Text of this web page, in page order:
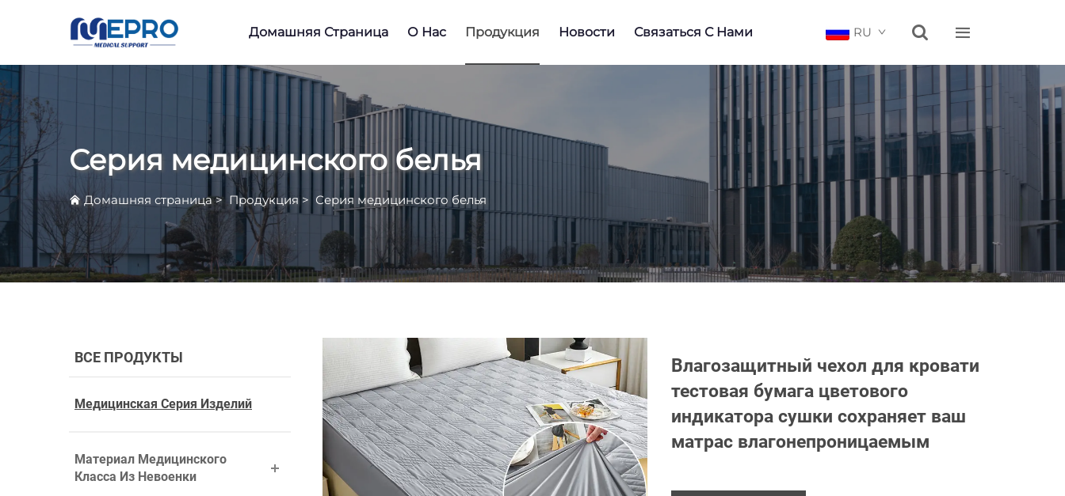
Домашняя Страница О Нас Продукция Новости Связаться С Нами RU  
Серия медицинского белья
Домашняя страница> Продукция > Серия медицинского белья
ВСЕ ПРОДУКТЫ
Медицинская Серия Изделий
Материал Медицинского
Класса Из Невоенки
Влагозащитный чехол для кровати
тестовая бумага цветового
индикатора сушки сохраняет ваш
матрас влагонепроницаемым